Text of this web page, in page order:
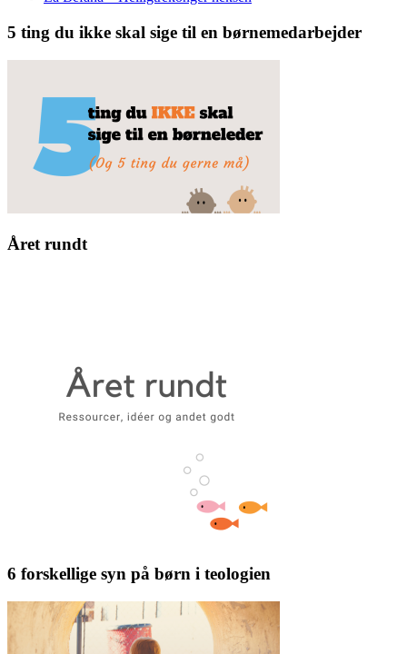
5 ting du ikke skal sige til en børnemedarbejder
Året rundt
6 forskellige syn på børn i teologien